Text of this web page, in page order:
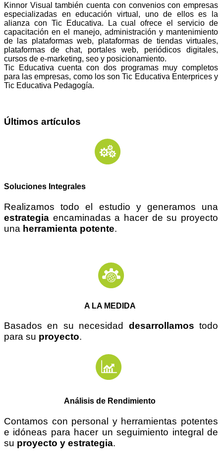
Kinnor Visual también cuenta con convenios con empresas
especializadas en educación virtual, uno de ellos es la
alianza con Tic Educativa. La cual ofrece el servicio de
capacitación en el manejo, administración y mantenimiento
de las plataformas web, plataformas de tiendas virtuales,
plataformas de chat, portales web, periódicos digitales,
cursos de e-marketing, seo y posicionamiento.
Tic Educativa cuenta con dos programas muy completos
para las empresas, como los son Tic Educativa Enterprices y
Tic Educativa Pedagogía.
Últimos artículos
Soluciones Integrales
Realizamos todo el estudio y generamos una
estrategia encaminadas a hacer de su proyecto
una herramienta potente.
A LA MEDIDA
Basados en su necesidad desarrollamos todo
para su proyecto.
Análisis de Rendimiento
Contamos con personal y herramientas potentes
e idóneas para hacer un seguimiento integral de
su proyecto y estrategia.